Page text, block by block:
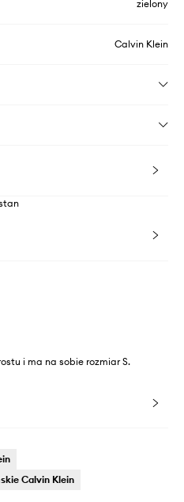
zielony
Calvin Klein
i ma na sobie rozmiar S.
Calvin Klein